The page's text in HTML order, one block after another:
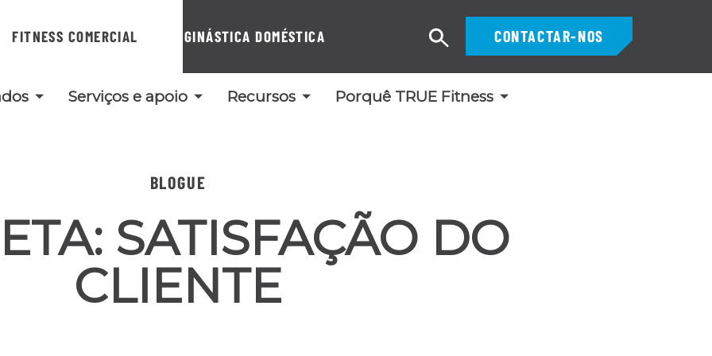
FITNESS COMERCIAL GINÁSTICA DOMÉSTICA
Serviços e apoio Recursos Porquê TRUE Fitness
CONTACTAR-NOS
Pesquisar
BLOGUE
SATISFAÇÃO DO
CLIENTE